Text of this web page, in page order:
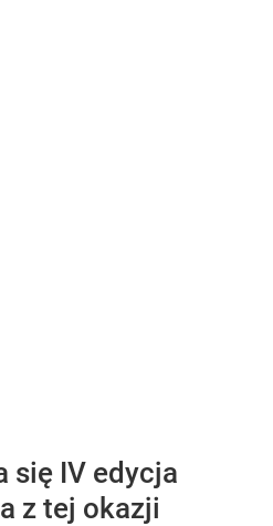
się IV edycja
z tej okazji